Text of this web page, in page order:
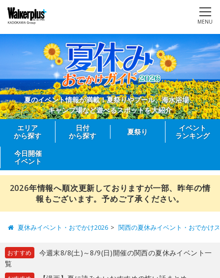
MENU
夏のイベント情報が満載！夏祭りやプール、海水浴場、
キャンプ場など遊べるスポットを大紹介
エリア
から探す
日付
から探す
夏祭り
イベント
ランキング
今日開催
イベント
2026年情報へ順次更新しておりますが一部、昨年の情
報もございます。予めご了承ください。
夏休みイベント・おでかけ2026 関西の夏休みイベント・おでかけ
おすすめ
今週末8/8(土)～8/9(日)開催の関西の夏休みイベント一
覧